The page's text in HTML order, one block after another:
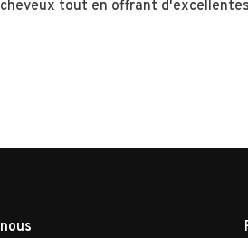
tout en offrant